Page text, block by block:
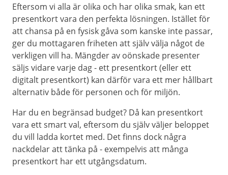
Eftersom vi alla är olika och har olika smak, kan ett
presentkort vara den perfekta lösningen. Istället för
att chansa på en fysisk gåva som kanske inte passar,
ger du mottagaren friheten att själv välja något de
verkligen vill ha. Mängder av oönskade presenter
säljs vidare varje dag - ett presentkort (eller ett
digitalt presentkort) kan därför vara ett mer hållbart
alternativ både för personen och för miljön.
Har du en begränsad budget? Då kan presentkort
vara ett smart val, eftersom du själv väljer beloppet
du vill ladda kortet med. Det finns dock några
nackdelar att tänka på - exempelvis att många
presentkort har ett utgångsdatum.